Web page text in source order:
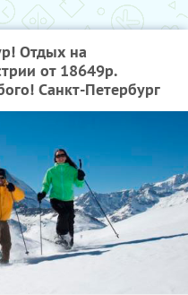
Отдых на
от 18649р.
Санкт-Петербург